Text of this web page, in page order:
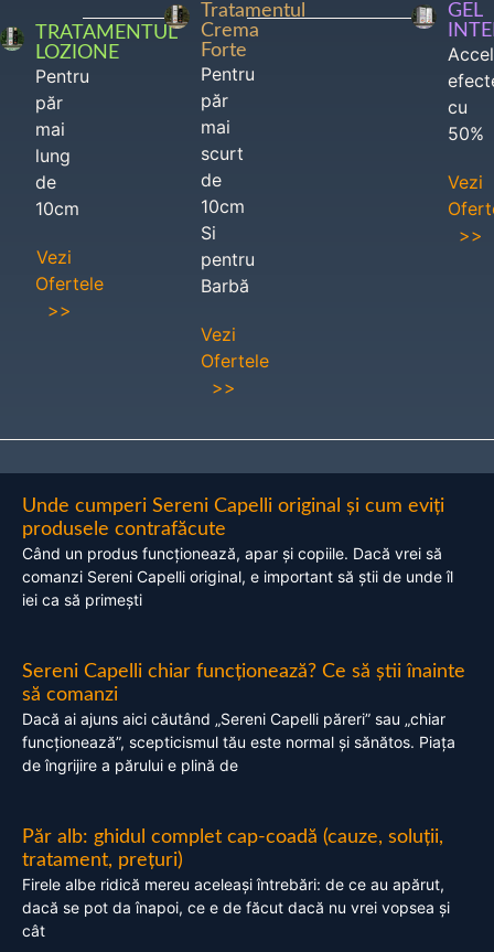
TRATAMENTUL
LOZIONE
Pentru
păr
mai
lung
de
10cm
Vezi
Ofertele
>>
Tratamentul
Crema
Forte
Pentru
păr
mai
scurt
de
10cm
Si
pentru
Barbă
Vezi
Ofertele
>>
GEL
cu
50%
Vezi
>>
Unde cumperi Sereni Capelli original și cum eviți
produsele contrafăcute
Când un produs funcționează, apar și copiile. Dacă vrei să
comanzi Sereni Capelli original, e important să știi de unde îl
iei ca să primești
Sereni Capelli chiar funcționează? Ce să știi înainte
să comanzi
Dacă ai ajuns aici căutând „Sereni Capelli păreri” sau „chiar
funcționează”, scepticismul tău este normal și sănătos. Piața
de îngrijire a părului e plină de
Păr alb: ghidul complet cap-coadă (cauze, soluții,
tratament, prețuri)
Firele albe ridică mereu aceleași întrebări: de ce au apărut,
dacă se pot da înapoi, ce e de făcut dacă nu vrei vopsea și
cât